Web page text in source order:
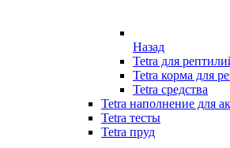
Назад
Tetra для
Tetra корма для
Tetra средства
Tetra наполнение для
Tetra тесты
Tetra пруд